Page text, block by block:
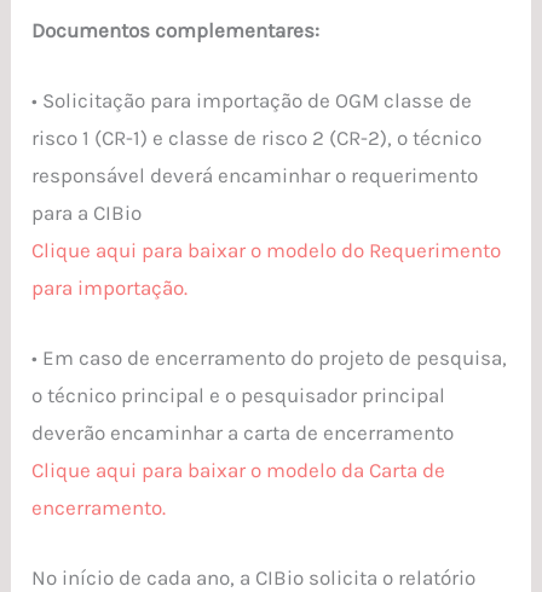
Documentos complementares:
• Solicitação para importação de OGM classe de
risco 1 (CR-1) e classe de risco 2 (CR-2), o técnico
responsável deverá encaminhar o requerimento
para a CIBio
Clique aqui para baixar o modelo do Requerimento
para importação.
• Em caso de encerramento do projeto de pesquisa,
o técnico principal e o pesquisador principal
deverão encaminhar a carta de encerramento
Clique aqui para baixar o modelo da Carta de
encerramento.
No início de cada ano, a CIBio solicita o relatório